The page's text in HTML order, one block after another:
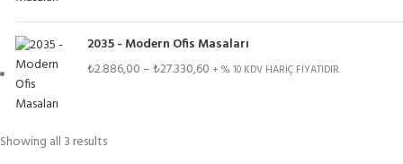
2035 - Modern Ofis Masaları
₺2.886,00– ₺27.330,60 + % 10 KDV HARİÇ FİYATIDIR.
Showing all 3 results